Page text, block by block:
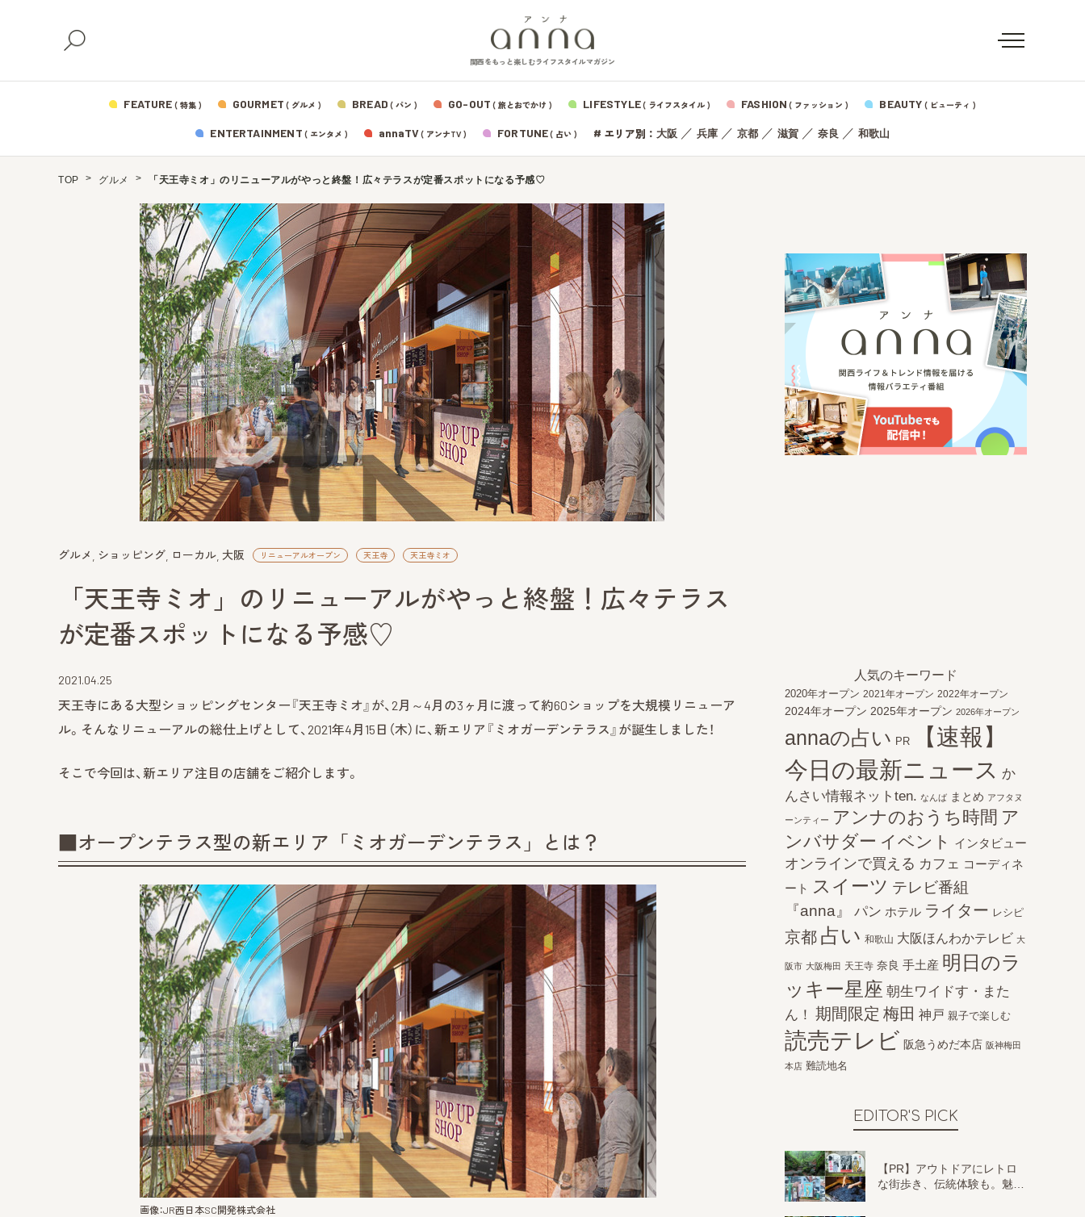
関西をもっと楽しむライフスタイルマガジン
FEATURE ( 特集 ) GOURMET ( グルメ ) BREAD ( パン ) GO-OUT ( 旅とおでかけ ) LIFESTYLE( ライフスタイル ) FASHION ( ファッション ) BEAUTY ( ビューティ )
ENTERTAINMENT ( エンタメ ) annaTV( アンナTV ) FORTUNE( 占い ) # エリア別： 大阪 ／ 兵庫／ 京都／ 滋賀／ 奈良 ／ 和歌山
TOP グルメ 「天王寺ミオ」のリニューアルがやっと終盤！広々テラスが定番スポットになる予感♡
グルメ ショッピング ローカル 大阪 リニューアルオープン 天王寺 天王寺ミオ
「天王寺ミオ」のリニューアルがやっと終盤！広々テラス
が定番スポットになる予感♡
2021.04.25
天王寺にある大型ショッピングセンター『天王寺ミオ』が、2月～4月の3ヶ月に渡って約60ショップを大規模リニューア
ル。そんなリニューアルの総仕上げとして、2021年4月15日（木）に、新エリア『ミオガーデンテラス』が誕生しました！
そこで今回は、新エリア注目の店舗をご紹介します。
■オープンテラス型の新エリア「ミオガーデンテラス」とは？
画像：JR西日本SC開発株式会社
人気のキーワード
2020年オープン 2021年オープン 2022年オープン
2024年オープン 2025年オープン 2026年オープン
annaの占い PR
【速報】
今日の最新ニュース か
んさい情報ネットten. なんば まとめ アフタヌ
ーンティー アンナのおうち時間 ア
ンバサダー イベント インタビュー
オンラインで買える カフェ コーディネ
ート
スイーツ テレビ番組
『anna』
パン ホテル ライター レシピ
京都 占い 和歌山 大阪ほんわかテレビ 大
阪市 大阪梅田 天王寺 奈良 手土産 明日のラ
ッキー星座 朝生ワイドす・また
ん！ 期間限定 梅田 神戸 親子で楽しむ
読売テレビ 阪急うめだ本店 阪神梅田
本店 難読地名
EDITOR'S PICK
【PR】アウトドアにレトロ
な街歩き、伝統体験も。魅…